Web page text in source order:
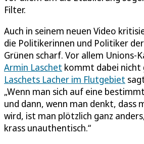
Filter.
Auch in seinem neuen Video
die Politikerinnen und Politiker
Grünen scharf. Vor allem Unions-
Armin Laschet kommt dabei nicht
Laschets Lacher im Flutgebiet
„Wenn man sich auf eine
und dann, wenn man denkt, dass
wird, ist man plötzlich ganz
krass unauthentisch.“